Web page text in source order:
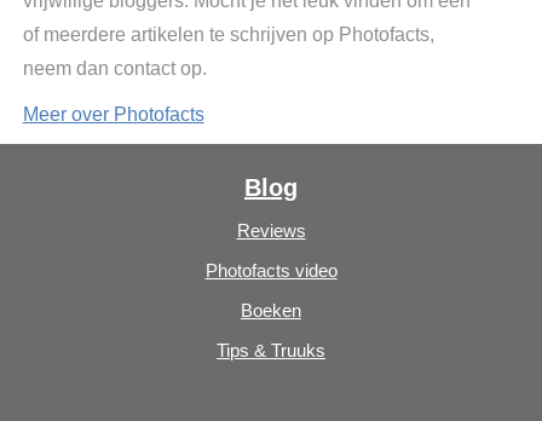
of meerdere artikelen te schrijven op Photofacts,
neem dan contact op.
Meer over Photofacts
Blog
Reviews
Photofacts video
Boeken
Tips & Truuks